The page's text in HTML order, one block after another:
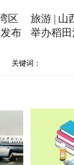
区
布
旅游 | 山
举办稻
关键词：